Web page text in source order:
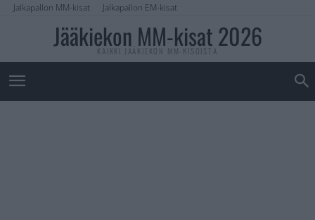
Jalkapallon MM-kisat Jalkapallon EM-kisat
Jääkiekon MM-kisat 2026
KAIKKI JÄÄKIEKON MM-KISOISTA